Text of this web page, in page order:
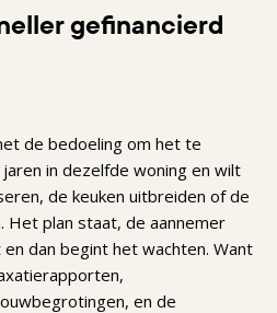
gefinancierd
de bedoeling om het te
in dezelfde woning en wilt
de keuken uitbreiden of de
Het plan staat, de aannemer
dan begint het wachten. Want
en de